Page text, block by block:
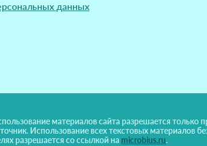
данных
материалов сайта разрешается только
Использование всех текстовых материалов
разрешается со ссылкой на microbius.ru.